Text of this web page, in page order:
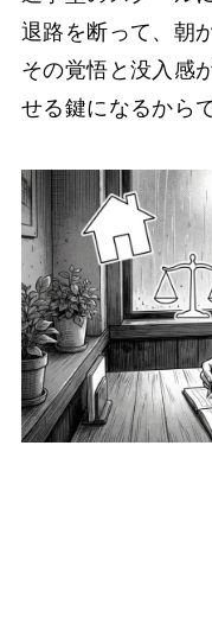
退路を断って、朝
その覚悟と没入感
せる鍵になるから